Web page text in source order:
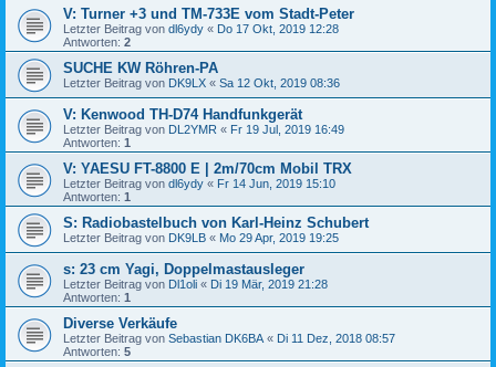
V: Turner +3 und TM-733E vom Stadt-Peter
Letzter Beitrag von dl6ydy « Do 17 Okt, 2019 12:28
Antworten: 2
SUCHE KW Röhren-PA
Letzter Beitrag von DK9LX « Sa 12 Okt, 2019 08:36
V: Kenwood TH-D74 Handfunkgerät
Letzter Beitrag von DL2YMR « Fr 19 Jul, 2019 16:49
Antworten: 1
V: YAESU FT-8800 E | 2m/70cm Mobil TRX
Letzter Beitrag von dl6ydy « Fr 14 Jun, 2019 15:10
Antworten: 1
S: Radiobastelbuch von Karl-Heinz Schubert
Letzter Beitrag von DK9LB « Mo 29 Apr, 2019 19:25
s: 23 cm Yagi, Doppelmastausleger
Letzter Beitrag von Dl1oli « Di 19 Mär, 2019 21:28
Antworten: 1
Diverse Verkäufe
Letzter Beitrag von Sebastian DK6BA « Di 11 Dez, 2018 08:57
Antworten: 5